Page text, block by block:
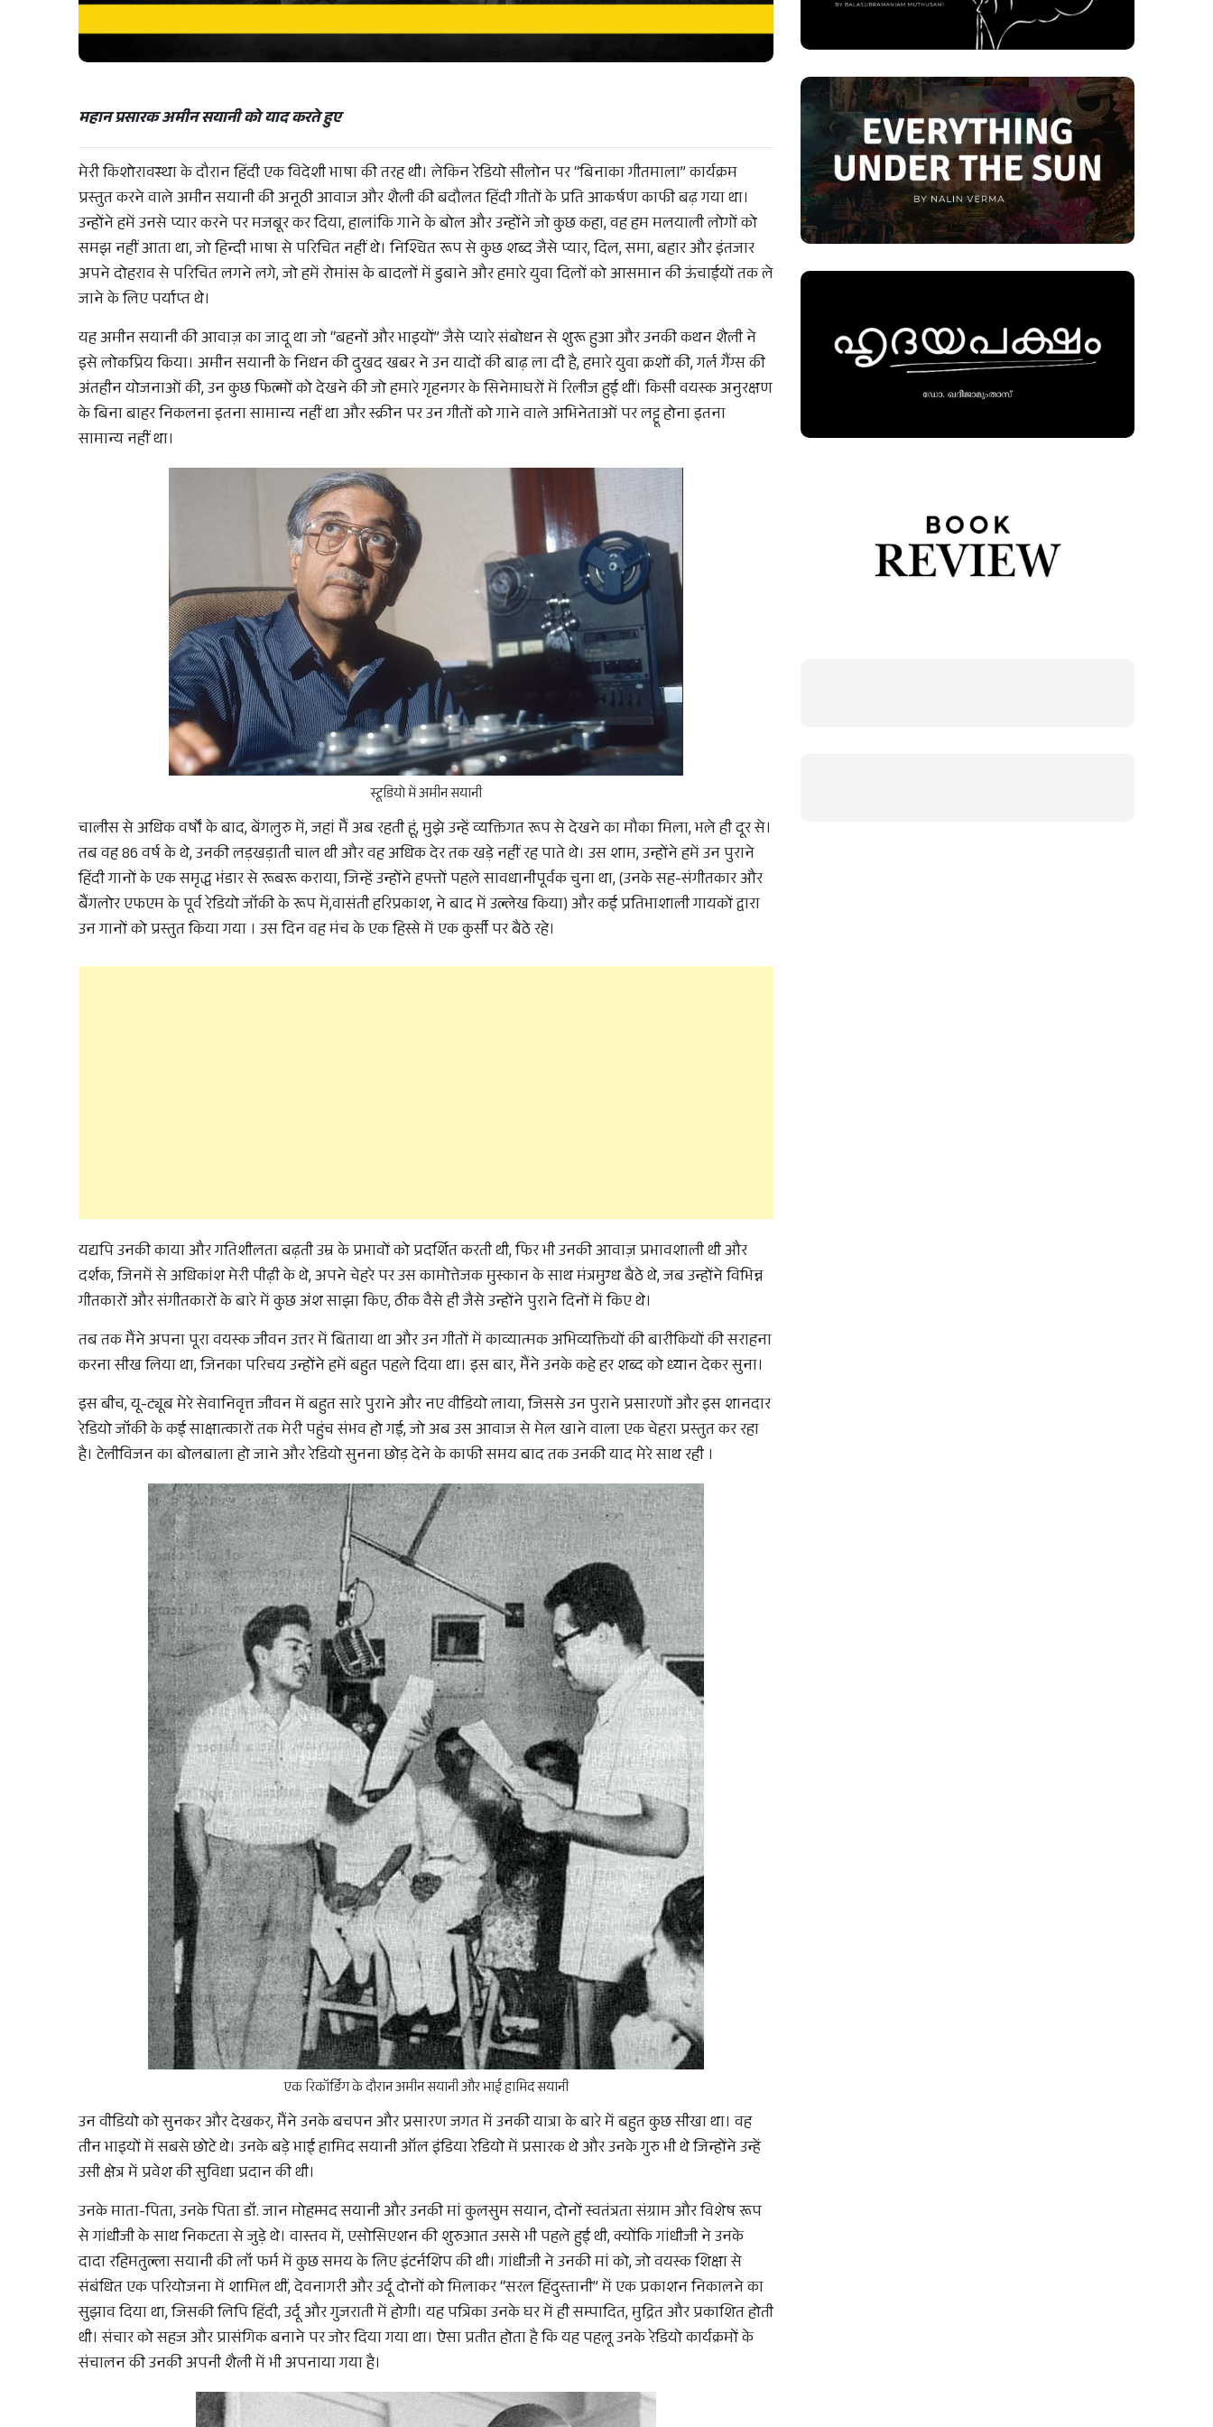
महान प्रसारक अमीन सयानी को याद करते हुए
मेरी किशोरावस्था के दौरान हिंदी एक विदेशी भाषा की तरह थी। लेकिन रेडियो सीलोन पर “बिनाका गीतमाला” कार्यक्रम
प्रस्तुत करने वाले अमीन सयानी की अनूठी आवाज और शैली की बदौलत हिंदी गीतों के प्रति आकर्षण काफी बढ़ गया था।
उन्होंने हमें उनसे प्यार करने पर मजबूर कर दिया, हालांकि गाने के बोल और उन्होंने जो कुछ कहा, वह हम मलयाली लोगों को
समझ नहीं आता था, जो हिन्दी भाषा से परिचित नहीं थे। निश्चित रूप से कुछ शब्द जैसे प्यार, दिल, समा, बहार और इंतजार
अपने दोहराव से परिचित लगने लगे, जो हमें रोमांस के बादलों में डुबाने और हमारे युवा दिलों को आसमान की ऊंचाईयों तक ले
जाने के लिए पर्याप्त थे।
यह अमीन सयानी की आवाज़ का जादू था जो “बहनों और भाइयों” जैसे प्यारे संबोधन से शुरू हुआ और उनकी कथन शैली ने
इसे लोकप्रिय किया। अमीन सयानी के निधन की दुखद खबर ने उन यादों की बाढ़ ला दी है, हमारे युवा क्रशों की, गर्ल गैंग्स की
अंतहीन योजनाओं की, उन कुछ फिल्मों को देखने की जो हमारे गृहनगर के सिनेमाघरों में रिलीज हुई थीं। किसी वयस्क अनुरक्षण
के बिना बाहर निकलना इतना सामान्य नहीं था और स्क्रीन पर उन गीतों को गाने वाले अभिनेताओं पर लट्टू होना इतना
सामान्य नहीं था।
स्टूडियो में अमीन सयानी
चालीस से अधिक वर्षों के बाद, बेंगलुरु में, जहां मैं अब रहती हूं, मुझे उन्हें व्यक्तिगत रूप से देखने का मौका मिला, भले ही दूर से।
तब वह 86 वर्ष के थे, उनकी लड़खड़ाती चाल थी और वह अधिक देर तक खड़े नहीं रह पाते थे। उस शाम, उन्होंने हमें उन पुराने
हिंदी गानों के एक समृद्ध भंडार से रूबरू कराया, जिन्हें उन्होंने हफ्तों पहले सावधानीपूर्वक चुना था, (उनके सह-संगीतकार और
बैंगलोर एफएम के पूर्व रेडियो जॉकी के रूप में,वासंती हरिप्रकाश, ने बाद में उल्लेख किया) और कई प्रतिभाशाली गायकों द्वारा
उन गानों को प्रस्तुत किया गया । उस दिन वह मंच के एक हिस्से में एक कुर्सी पर बैठे रहे।
यद्यपि उनकी काया और गतिशीलता बढ़ती उम्र के प्रभावों को प्रदर्शित करती थी, फिर भी उनकी आवाज़ प्रभावशाली थी और
दर्शक, जिनमें से अधिकांश मेरी पीढ़ी के थे, अपने चेहरे पर उस कामोत्तेजक मुस्कान के साथ मंत्रमुग्ध बैठे थे, जब उन्होंने विभिन्न
गीतकारों और संगीतकारों के बारे में कुछ अंश साझा किए, ठीक वैसे ही जैसे उन्होंने पुराने दिनों में किए थे।
तब तक मैंने अपना पूरा वयस्क जीवन उत्तर में बिताया था और उन गीतों में काव्यात्मक अभिव्यक्तियों की बारीकियों की सराहना
करना सीख लिया था, जिनका परिचय उन्होंने हमें बहुत पहले दिया था। इस बार, मैंने उनके कहे हर शब्द को ध्यान देकर सुना।
इस बीच, यू-ट्यूब मेरे सेवानिवृत्त जीवन में बहुत सारे पुराने और नए वीडियो लाया, जिससे उन पुराने प्रसारणों और इस शानदार
रेडियो जॉकी के कई साक्षात्कारों तक मेरी पहुंच संभव हो गई, जो अब उस आवाज से मेल खाने वाला एक चेहरा प्रस्तुत कर रहा
है। टेलीविजन का बोलबाला हो जाने और रेडियो सुनना छोड़ देने के काफी समय बाद तक उनकी याद मेरे साथ रही ।
एक रिकॉर्डिंग के दौरान अमीन सयानी और भाई हामिद सयानी
उन वीडियो को सुनकर और देखकर, मैंने उनके बचपन और प्रसारण जगत में उनकी यात्रा के बारे में बहुत कुछ सीखा था। वह
तीन भाइयों में सबसे छोटे थे। उनके बड़े भाई हामिद सयानी ऑल इंडिया रेडियो में प्रसारक थे और उनके गुरु भी थे जिन्होंने उन्हें
उसी क्षेत्र में प्रवेश की सुविधा प्रदान की थी।
उनके माता-पिता, उनके पिता डॉ. जान मोहम्मद सयानी और उनकी मां कुलसुम सयान, दोनों स्वतंत्रता संग्राम और विशेष रूप
से गांधीजी के साथ निकटता से जुड़े थे। वास्तव में, एसोसिएशन की शुरुआत उससे भी पहले हुई थी, क्योंकि गांधीजी ने उनके
दादा रहिमतुल्ला सयानी की लॉ फर्म में कुछ समय के लिए इंटर्नशिप की थी। गांधीजी ने उनकी मां को, जो वयस्क शिक्षा से
संबंधित एक परियोजना में शामिल थीं, देवनागरी और उर्दू दोनों को मिलाकर “सरल हिंदुस्तानी” में एक प्रकाशन निकालने का
सुझाव दिया था, जिसकी लिपि हिंदी, उर्दू और गुजराती में होगी। यह पत्रिका उनके घर में ही सम्पादित, मुद्रित और प्रकाशित होती
थी। संचार को सहज और प्रासंगिक बनाने पर जोर दिया गया था। ऐसा प्रतीत होता है कि यह पहलू उनके रेडियो कार्यक्रमों के
संचालन की उनकी अपनी शैली में भी अपनाया गया है।
why we come to readers for help.
Support Us